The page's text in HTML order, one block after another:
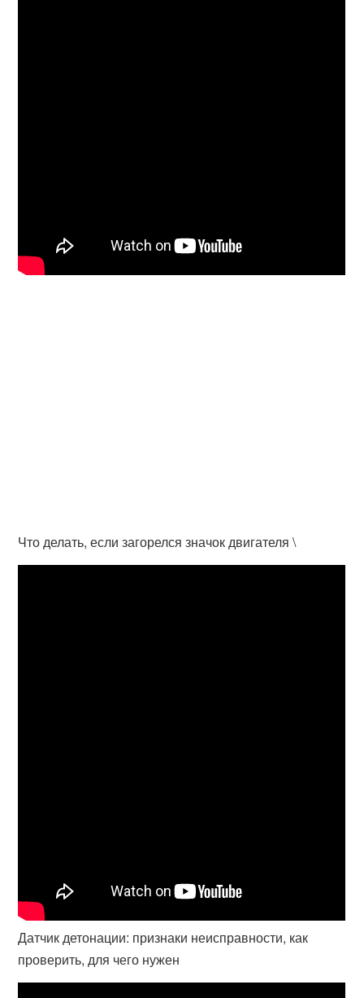
Что делать, если загорелся значок двигателя \
Датчик детонации: признаки неисправности, как
проверить, для чего нужен